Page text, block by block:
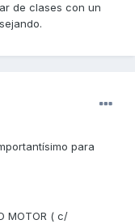
de clases con un
para
MOTOR ( c/